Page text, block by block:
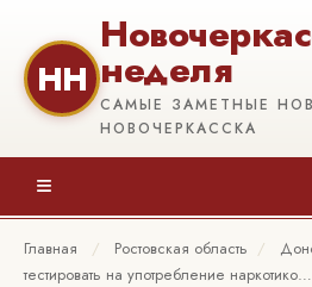
НН неделя
САМЫЕ ЗАМЕТНЫЕ
НОВОЧЕРКАССКА
≡
Главная / Ростовская область /
тестировать на употребление наркотико…